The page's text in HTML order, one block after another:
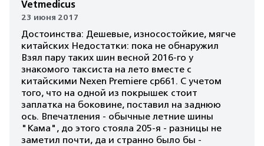
Vetmedicus
23 июня 2017
Достоинства: Дешевые, износостойкие, мягче
китайских Недостатки: пока не обнаружил
Взял пару таких шин весной 2016-го у
знакомого таксиста на лето вместе с
китайскими Nexen Premiere cp661. С учетом
того, что на одной из покрышек стоит
заплатка на боковине, поставил на заднюю
ось. Впечатления - обычные летние шины
"Кама", до этого стояла 205-я - разницы не
заметил почти, да и странно было бы -